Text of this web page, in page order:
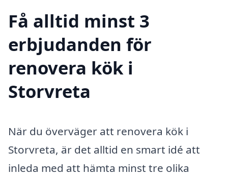
Få alltid minst 3
erbjudanden för
renovera kök i
Storvreta
När du överväger att renovera kök i
Storvreta, är det alltid en smart idé att
inleda med att hämta minst tre olika